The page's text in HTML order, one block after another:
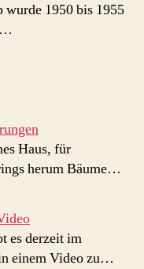
wurde 1950 bis 1955
Haus, für
herum Bäume…
es derzeit im
einem Video zu…